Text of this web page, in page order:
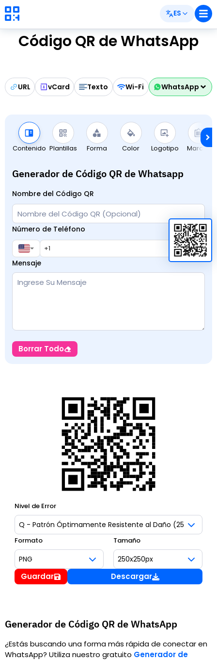
ES
Código QR de WhatsApp
URL vCard Texto Wi-Fi WhatsApp
Contenido Plantillas Forma Color Logotipo Marcos
Generador de Código QR de Whatsapp
Nombre del Código QR
Número de Teléfono
Mensaje
Borrar Todo
Nivel de Error
Formato Tamaño
Guardar Descargar
Generador de Código QR de WhatsApp
¿Estás buscando una forma más rápida de conectar en
WhatsApp? Utiliza nuestro gratuito Generador de